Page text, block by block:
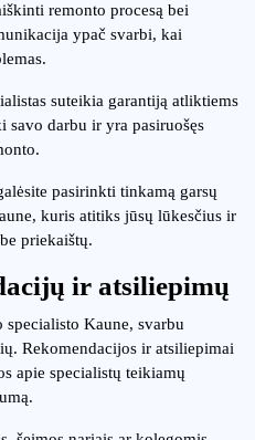
remonto procesą bei
ypač svarbi, kai
suteikia garantiją atliktiems
savo darbu ir yra pasiruošęs
pasirinkti tinkamą garsų
kuris atitiks jūsų lūkesčius ir
priekaištų.
ir atsiliepimų
specialisto Kaune, svarbu
Rekomendacijos ir atsiliepimai
apie specialistų teikiamų